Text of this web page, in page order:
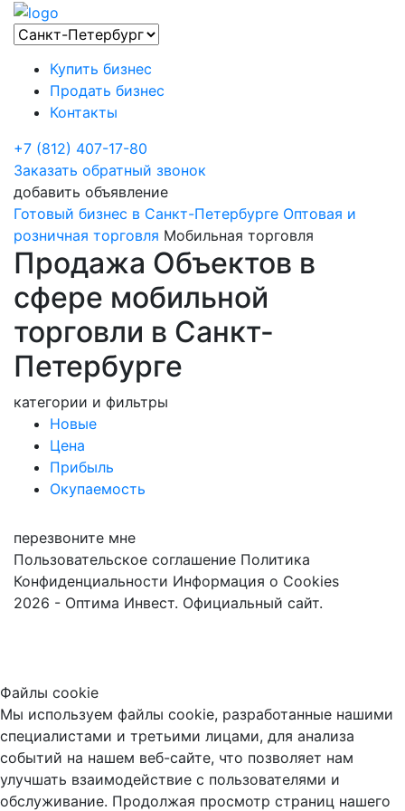
Купить бизнес
Продать бизнес
Контакты
+7 (812) 407-17-80
Заказать обратный звонок
добавить объявление
Готовый бизнес в Санкт-Петербурге Оптовая и
розничная торговля Мобильная торговля
Продажа Объектов в
сфере мобильной
торговли в Санкт-
Петербурге
категории и фильтры
Новые
Цена
Прибыль
Окупаемость
перезвоните мне
Пользовательское соглашение Политика
Конфиденциальности Информация о Cookies
2026 - Оптима Инвест. Официальный сайт.
Файлы cookie
Мы используем файлы cookie, разработанные нашими
специалистами и третьими лицами, для анализа
событий на нашем веб-сайте, что позволяет нам
улучшать взаимодействие с пользователями и
обслуживание. Продолжая просмотр страниц нашего